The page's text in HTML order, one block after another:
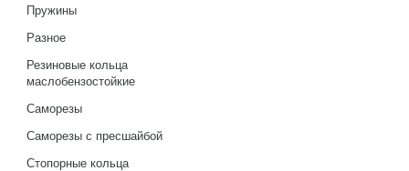
Пружины
Разное
Резиновые кольца
маслобензостойкие
Саморезы
Саморезы с пресшайбой
Стопорные кольца